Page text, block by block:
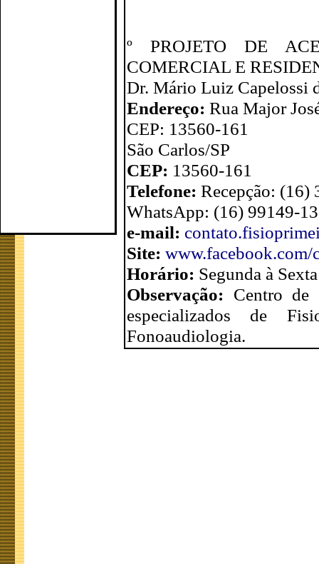
º PROJETO DE
COMERCIAL E
Dr. Mário Luiz Capelossi
Endereço: Rua Major
CEP: 13560-161
São Carlos/SP
CEP: 13560-161
Telefone: Recepção: (16)
WhatsApp: (16) 99149-
e-mail:
Site: www.facebook.com/
Horário: Segunda à
Observação: Centro de
especializados de
Fonoaudiologia.